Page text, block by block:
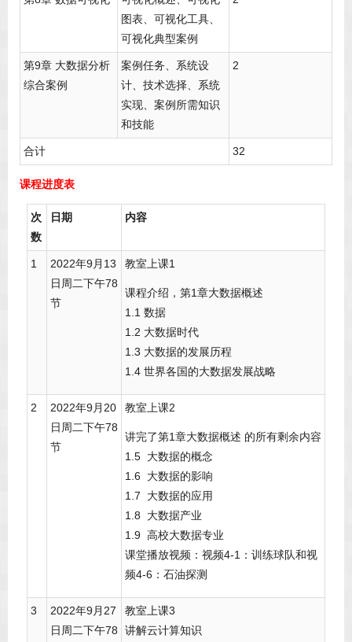
图表、可视化工具、
可视化典型案例
第9章 大数据分析
综合案例
案例任务、系统设
计、技术选择、系统
实现、案例所需知识
和技能
2
合计 32
课程进度表
次
数
日期 内容
1
2022年9月13
日周二下午78
节
教室上课1
课程介绍，第1章大数据概述
1.1 数据
1.2 大数据时代
1.3 大数据的发展历程
1.4 世界各国的大数据发展战略
2
2022年9月20
日周二下午78
节
教室上课2
讲完了第1章大数据概述 的所有剩余内容
1.5 大数据的概念
1.6 大数据的影响
1.7 大数据的应用
1.8 大数据产业
1.9 高校大数据专业
课堂播放视频：视频4-1：训练球队和视
频4-6：石油探测
3
2022年9月27
日周二下午78
教室上课3
讲解云计算知识